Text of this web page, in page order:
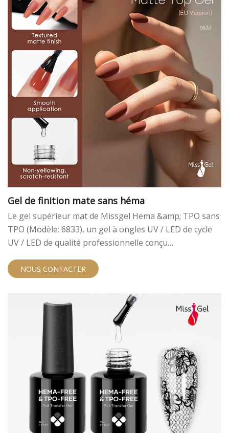
les ongles pour l'achat en vrac et la personnalisation
OEM.
Gel de finition mate sans héma
Le gel supérieur mat de Missgel Hema &amp; TPO sans
TPO (Modèle: 6833), un gel à ongles UV / LED de cycle
UV / LED de qualité professionnelle conçu
des ongles à la recherche d'options plus sûres et
innovante offre une finition mate élégante tout en
priorisant la sécurité cutanée et les résultats durables.
NOUS CONTACTER